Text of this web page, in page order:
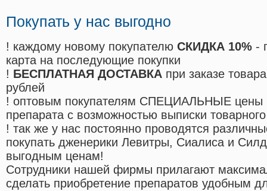
Покупать у нас выгодно
! каждому новому покупателю СКИДКА 10% -
карта на последующие покупки
! БЕСПЛАТНАЯ ДОСТАВКА при заказе
рублей
! оптовым покупателям СПЕЦИАЛЬНЫЕ цены
препарата с возможностью выписки
! так же у нас постоянно проводятся
покупать дженерики Левитры, Сиалиса и
выгодным ценам!
Cотрудники нашей фирмы прилагают
сделать приобретение препаратов удобным